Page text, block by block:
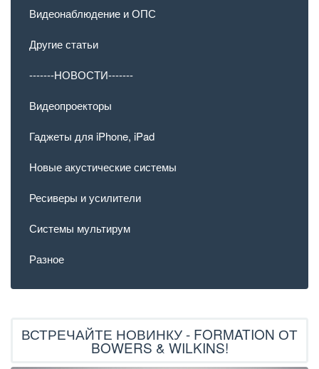
Видеонаблюдение и ОПС
Другие статьи
-------НОВОСТИ-------
Видеопроекторы
Гаджеты для iPhone, iPad
Новые акустические системы
Ресиверы и усилители
Системы мультирум
Разное
ВСТРЕЧАЙТЕ НОВИНКУ - FORMATION ОТ
BOWERS & WILKINS!